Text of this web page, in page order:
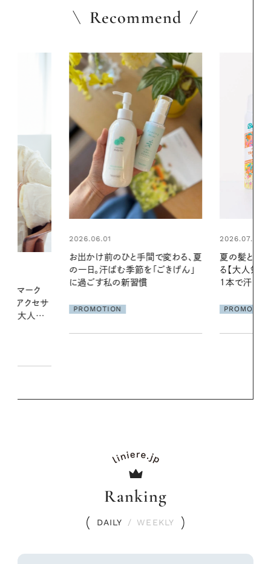
Recommend
2026.07.24
夏の髪と心が瞬時にリフレッシュす
る【大人気のドライシャンプー】 この
1本で汗ばむ季節も一日中心地よく
PROMOTION
2026.06.01
暑い夏のナイ
える夜の爽
Ranking
DAILY / WEEKLY